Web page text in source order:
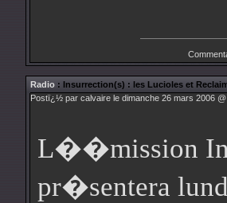
Radio : Insurrection(s) : les Lucioles et
Postï¿½ par calvaire le dimanche 26 mars 2006
L��mission
pr�sentera